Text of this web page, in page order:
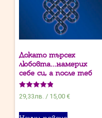
Докато търсех
любовта…намерих
себе си, а после теб
Оценено на
4.90
29,33лв. / 15,00 €